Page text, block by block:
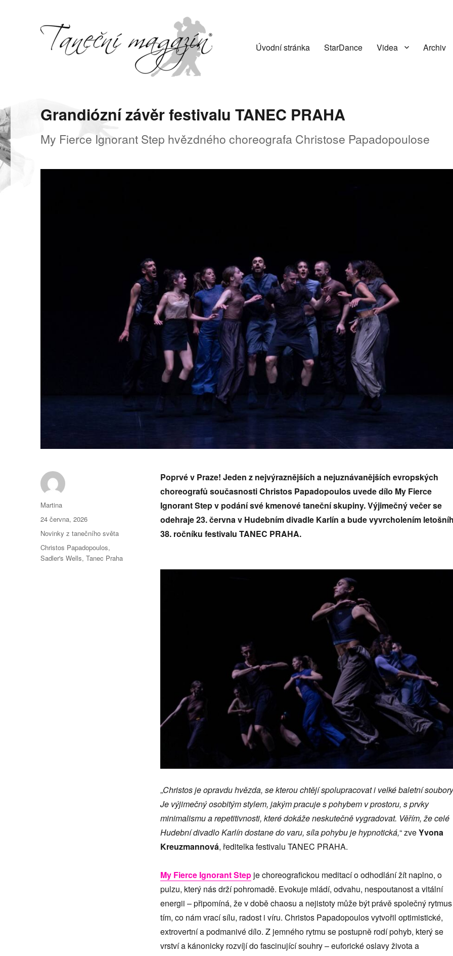
Úvodní stránka StarDance Videa Archiv
Grandiózní závěr festivalu TANEC PRAHA
My Fierce Ignorant Step hvězdného choreografa Christose Papadopoulose
Poprvé v Praze! Jeden z nejvýraznějších a nejuznávanějších evropských
choreografů současnosti Christos Papadopoulos uvede dílo My Fierce
Ignorant Step v podání své kmenové taneční skupiny. Výjimečný večer se
odehraje 23. června v Hudebním divadle Karlín a bude vyvrcholením
38. ročníku festivalu TANEC PRAHA.
„Christos je opravdu hvězda, se kterou chtějí spolupracovat i velké baletní
Je výjimečný osobitým stylem, jakým pracuje s pohybem v prostoru, s prvky
minimalismu a repetitivnosti, které dokáže neskutečně vygradovat. Věřím, že celé
Hudební divadlo Karlín dostane do varu, síla pohybu je hypnotická,“ zveYvona
Kreuzmannová, ředitelka festivalu TANEC PRAHA.
My Fierce Ignorant Stepje choreografickou meditací o odhodlání žít naplno, o
pulzu, který nás drží pohromadě. Evokuje mládí, odvahu, nespoutanost a vitální
energii – připomíná, že v době chaosu a nejistoty může být právě společný rytmus
tím, co nám vrací sílu, radost i víru. Christos Papadopoulos vytvořil optimistické,
extrovertní a podmanivé dílo. Z jemného rytmu se postupně rodí pohyb, který se
vrství a kánonicky rozvíjí do fascinující souhry – euforické oslavy života a
Autor:
Martina
Publikováno:
24 června, 2026
Rubriky:
Novinky z tanečního světa
Štítky:
Christos Papadopoulos,
Sadler's Wells,Tanec Praha